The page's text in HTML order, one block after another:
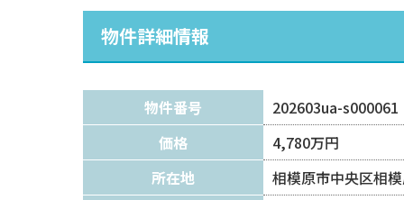
物件詳細情報
物件番号
202603ua-s000061
価格
4,780万円
所在地
相模原市中央区相